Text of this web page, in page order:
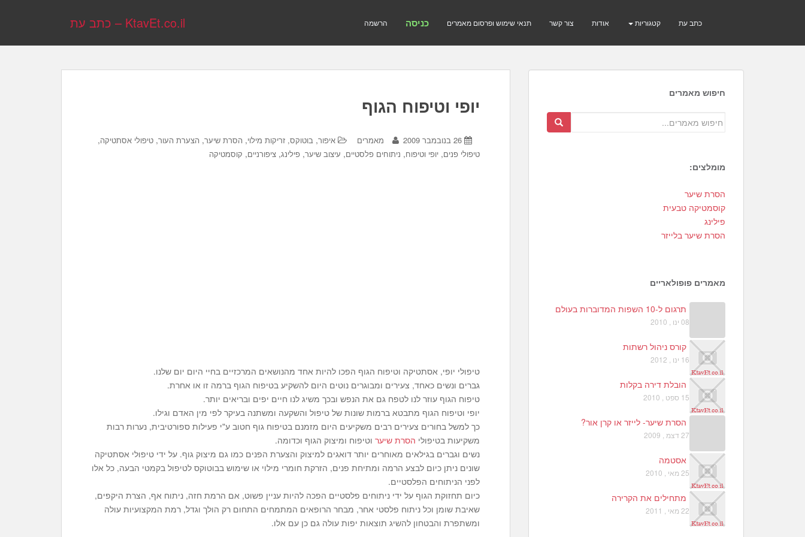
KtavEt.co.il – כתב עת הרשמה כניסה תנאי שימוש ופרסום מאמרים צור קשר אודות קטגוריות כתב עת
יופי וטיפוח הגוף
26 בנובמבר 2009 מאמרים איפור, בוטוקס, זריקות מילוי, הסרת שיער, הצערת העור, טיפולי אסתטיקה,
טיפולי פנים, יופי וטיפוח, ניתוחים פלסטיים, עיצוב שיער, פילינג, ציפורניים, קוסמטיקה
טיפולי יופי, אסתטיקה וטיפוח הגוף הפכו להיות אחד מהנושאים המרכזיים בחיי היום יום שלנו.
גברים ונשים כאחד, צעירים ומבוגרים נוטים היום להשקיע בטיפוח הגוף ברמה זו או אחרת.
טיפוח הגוף עוזר לנו לטפח גם את הנפש ובכך משיג לנו חיים יפים ובריאים יותר.
יופי וטיפוח הגוף מתבטא ברמות שונות של טיפול והשקעה ומשתנה בעיקר לפי מין האדם וגילו.
כך למשל בחורים צעירים רבים משקיעים היום מזמנם בטיפוח גוף חטוב ע"י פעילות ספורטיבית, נערות רבות
משקיעות בטיפולי הסרת שיער וטיפוח ומיצוק הגוף וכדומה.
נשים וגברים בגילאים מאוחרים יותר דואגים למיצוק והצערת הפנים כמו גם מיצוק גוף. על ידי טיפולי אסתטיקה
שונים ניתן כיום לבצע הרמה ומתיחת פנים, הזרקת חומרי מילוי או שימוש בבוטוקס לטיפול בקמטי הבעה, כל אלו
לפני הניתוחים הפלסטיים.
כיום תחזוקת הגוף על ידי ניתוחים פלסטיים הפכה להיות עניין פשוט, אם הרמת חזה, ניתוח אף, הצרת היקפים,
שאיבת שומן וכל ניתוח פלסטי אחר, מבחר הרופאים המתמחים התחום רק הולך וגדל, רמת המקצועיות עולה
ומשתפרת והבטחון להשיג תוצאות יפות עולה גם כן עם אלו.
חיפוש מאמרים
מומלצים:
2
4
הסרת שיער
קוסמטיקה טבעית
פילינג
הסרת שיער בלייזר
מאמרים פופולאריים
תרגום ל-10 השפות המדוברות בעולם
08 ינו , 2010
קורס ניהול רשתות
16 ינו , 2012
הובלת דירה בקלות
15 ספט , 2010
הסרת שיער- לייזר או קרן אור?
27 דצמ , 2009
אסטמה
25 מאי , 2010
מתחילים את הקרירה
22 מאי , 2011